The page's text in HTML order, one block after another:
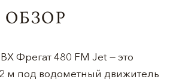
ОБЗОР
Фрегат 480 FM Jet — это
м под водометный движитель